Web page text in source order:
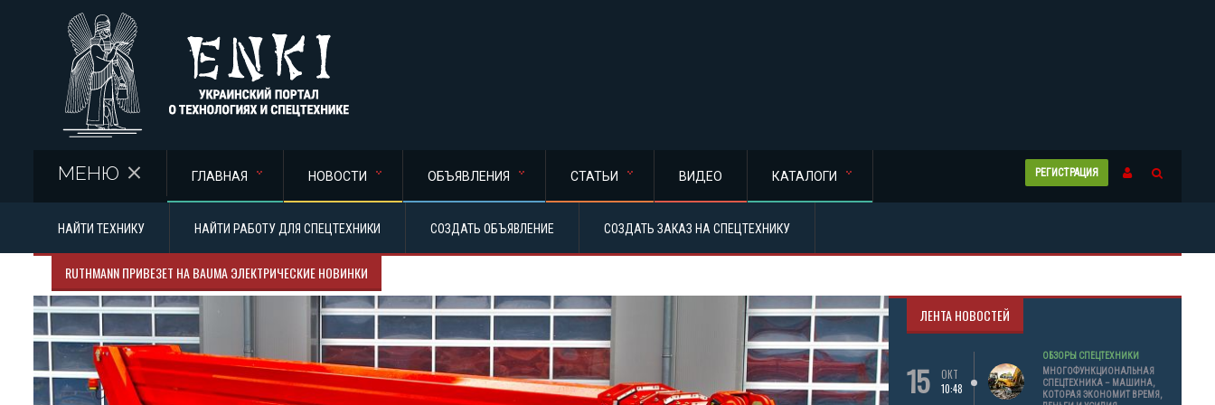
РЕГИСТРАЦИЯ
МЕНЮ ГЛАВНАЯ НОВОСТИ ОБЪЯВЛЕНИЯ СТАТЬИ ВИДЕО КАТАЛОГИ
НАЙТИ ТЕХНИКУ НАЙТИ РАБОТУ ДЛЯ СПЕЦТЕХНИКИ СОЗДАТЬ ОБЪЯВЛЕНИЕ СОЗДАТЬ ЗАКАЗ НА СПЕЦТЕХНИКУ
RUTHMANN ПРИВЕЗЕТ НА BAUMA ЭЛЕКТРИЧЕСКИЕ НОВИНКИ
ЛЕНТА НОВОСТЕЙ
15
ОКТ
10:48
ОБЗОРЫ СПЕЦТЕХНИКИ
МНОГОФУНКЦИОНАЛЬНАЯ
СПЕЦТЕХНИКА – МАШИНА,
КОТОРАЯ ЭКОНОМИТ ВРЕМЯ,